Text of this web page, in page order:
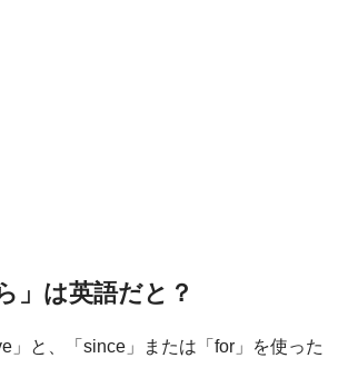
」は英語だと？
」と、「since」または「for」を使った